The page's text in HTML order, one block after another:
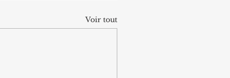
Voir tout